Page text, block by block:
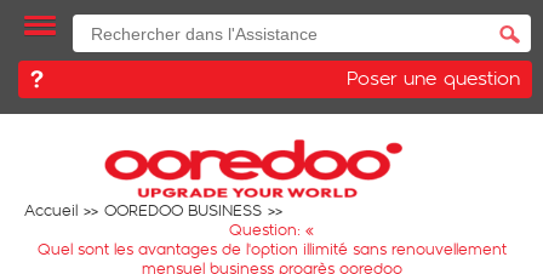
Poser une question
Accueil
OOREDOO BUSINESS
Question: «
Quel sont les avantages de l'option illimité sans renouvellement
mensuel business progrès ooredoo